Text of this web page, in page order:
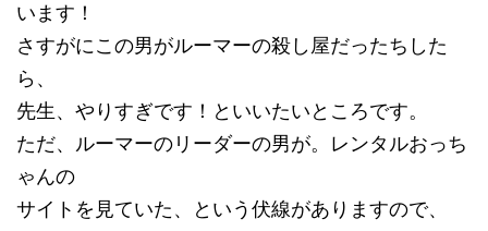
います！
さすがにこの男がルーマーの殺し屋だったちした
ら、
先生、やりすぎです！といいたいところです。
ただ、ルーマーのリーダーの男が。レンタルおっち
ゃんの
サイトを見ていた、という伏線がありますので、